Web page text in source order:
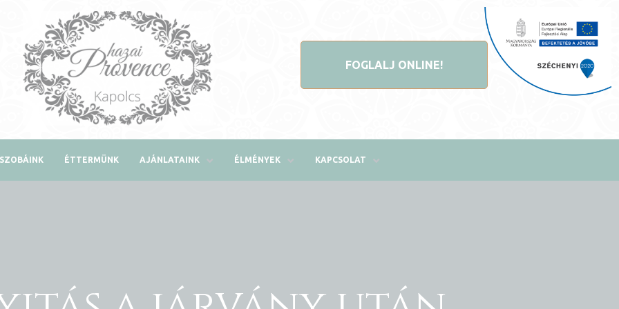
FOGLALJ ONLINE!
SZOBÁINK ÉTTERMÜNK AJÁNLATAINK ÉLMÉNYEK KAPCSOLAT